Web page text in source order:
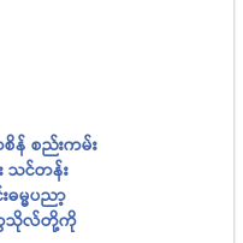
စိန် စည်းကမ်း
သင်တန်း
မ္မပညာ့
ကသိုလ်တို့ကို